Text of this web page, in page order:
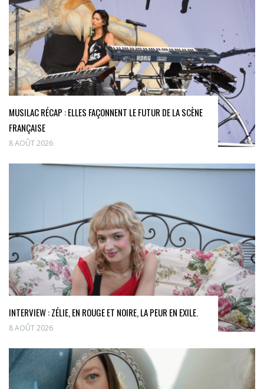
MUSILAC RÉCAP : ELLES FAÇONNENT LE FUTUR DE LA SCÈNE
FRANÇAISE
8 AOÛT 2026
INTERVIEW : ZÉLIE, EN ROUGE ET NOIRE, LA PEUR EN EXILE.
8 AOÛT 2026